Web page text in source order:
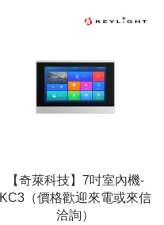
【奇萊科技】7吋室內機-
KC3（價格歡迎來電或來信
洽詢）